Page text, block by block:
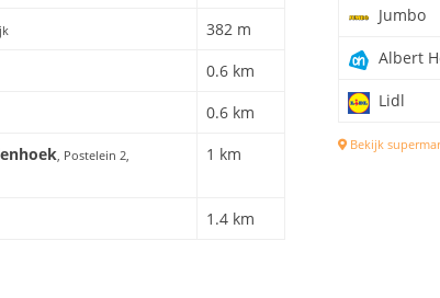
382 m
0.6 km
0.6 km
, Postelein 2,
1 km
1.4 km
Jumbo
Albert
Lidl
Bekijk